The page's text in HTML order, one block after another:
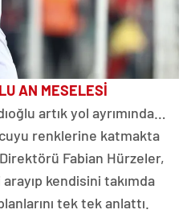
AN MESELESİ
artık yol ayrımında…
renklerine katmakta
Fabian Hürzeler,
kendisini takımda
tek tek anlattı.